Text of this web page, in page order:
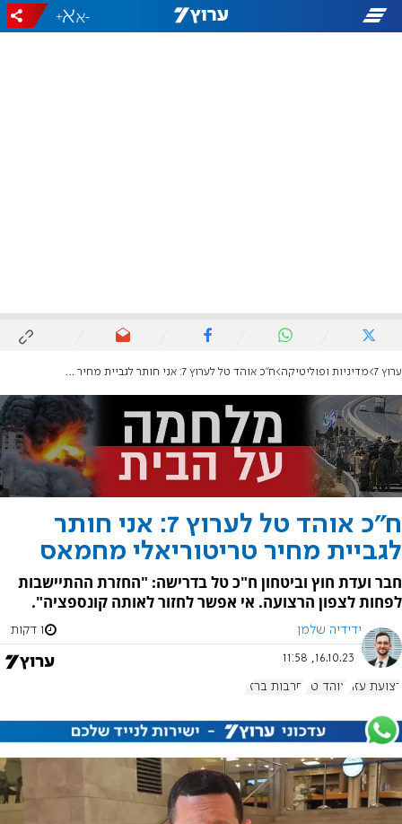
-
+
ערוץ 7 מדיניות ופוליטיקה ח"כ אוהד טל לערוץ 7: אני חותר לגביית מחיר טריטוריאלי מחמאס
ח"כ אוהד טל לערוץ 7: אני חותר
לגביית מחיר טריטוריאלי מחמאס
חבר ועדת חוץ וביטחון ח"כ טל בדרישה: "החזרת ההתיישבות
לפחות לצפון הרצועה. אי אפשר לחזור לאותה קונספציה".
ידידיה שלמן 1 דקות
16.10.23, 11:58
רצועת עזה אוהד טל חרבות ברזל